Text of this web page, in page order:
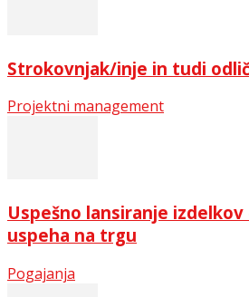
Strokovnjak/inje in tudi
Projektni management
Uspešno lansiranje izdelkov
uspeha na trgu
Pogajanja